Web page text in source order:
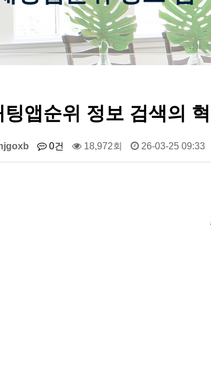
팅앱순위 정보 검색의
0건 18,972회 26-03-25 09:33